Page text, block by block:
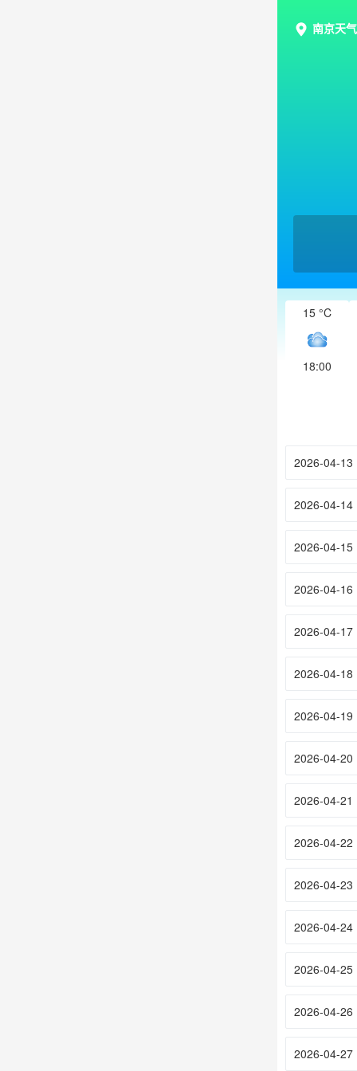
南京天
15 °C
18:00
2026-04-13
2026-04-14
2026-04-15
2026-04-16
2026-04-17
2026-04-18
2026-04-19
2026-04-20
2026-04-21
2026-04-22
2026-04-23
2026-04-24
2026-04-25
2026-04-26
2026-04-27